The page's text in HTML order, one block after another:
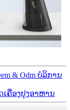
& Odm ບໍລິການ
ຄື່ອງປຸງອາຫານ